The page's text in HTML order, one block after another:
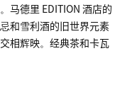
马德里 EDITION 酒店的
和雪利酒的旧世界元素
相辉映。经典茶和卡瓦